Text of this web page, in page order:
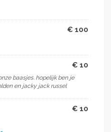
€ 100
€ 10
baasjes. hopelijk ben je
en jacky jack russel
€ 10